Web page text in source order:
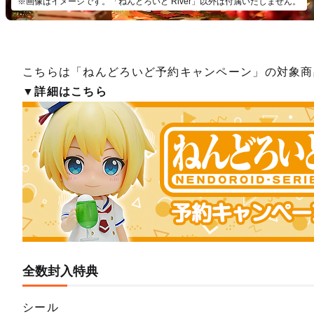
こちらは「ねんどろいど予約キャンペーン」の対象
▼詳細はこちら
全数封入特典
シール